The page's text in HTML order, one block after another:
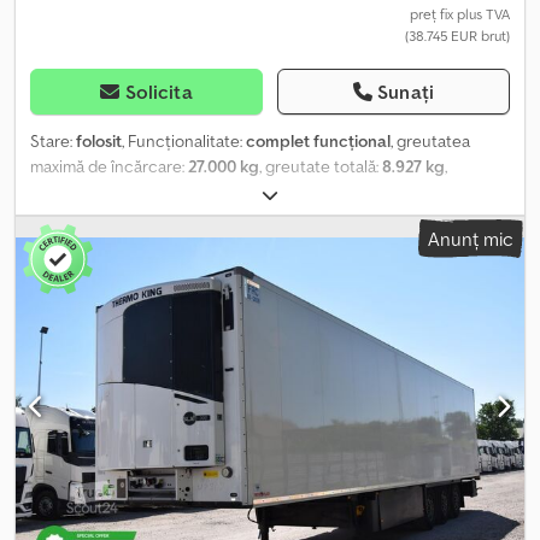
preț fix plus TVA
(38.745 EUR brut)
Solicita Sunați
Stare:folosit, Funcționalitate:complet funcțional, greutatea
maximă de încărcare:27.000 kg, greutate totală:8.927 kg,
, prima înmatriculare:
totală:14.040 mm, lățime totală:2.600 mm, suspensie:aer,
culoare:alb, An de fabricație:2020, Dotări:istoric complet de
service, servodirecție, unitate de răcire
Unitate de răcire - THERMO KING SLXi 300, diesel și electrică
Producător de axe - SCB Suspensie completă cu aer Uși spate
duble izolate cu 4 tije de blocare din oțel Perete lateral izolat FP,
60 mm Cutie de scule din plastic cu capac și suport Rezervor de
combustibil, 245 l Sistem electronic de frânare EBS Sistem de
frânare antiblocare ABS ROTOS SCB (frâne cu disc) Termometru
Clapă de ventilație izolată în ușa spate stângă Comutator de
contact pentru ușa din spate Podea de semănat din orz din
aluminiu Suport pentru roată de rezervă tip coș pentru 2 roți (6+1)
anvelope - 385/65R22.5 (11.75x22.5) Platformă dublă cu înălțime
Anunț mic